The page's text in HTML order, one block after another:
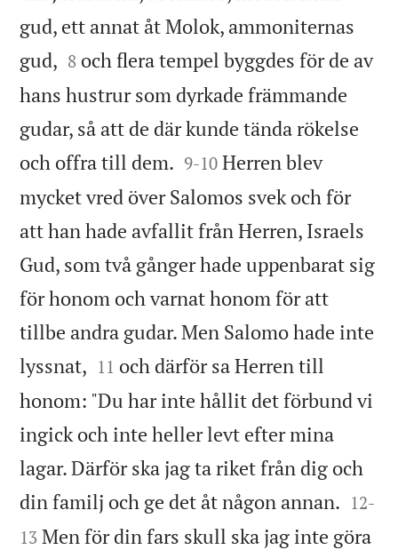
gud, ett annat åt Molok, ammoniternas
gud, 

8 och flera tempel byggdes för de av
hans hustrur som dyrkade främmande
gudar, så att de där kunde tända rökelse
och offra till dem. 

9-10 Herren blev
mycket vred över Salomos svek och för
att han hade avfallit från Herren, Israels
Gud, som två gånger hade uppenbarat sig
för honom och varnat honom för att
tillbe andra gudar. Men Salomo hade inte
lyssnat, 

11 och därför sa Herren till
honom: "Du har inte hållit det förbund vi
ingick och inte heller levt efter mina
lagar. Därför ska jag ta riket från dig och
din familj och ge det åt någon annan. 

12-
13 Men för din fars skull ska jag inte göra